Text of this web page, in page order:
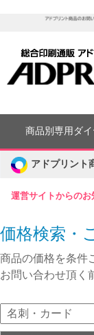
運営サイトからのお
商品別専用ダ
アドプリント
価格検索・
商品の価格を条件
お問い合わせ頂く